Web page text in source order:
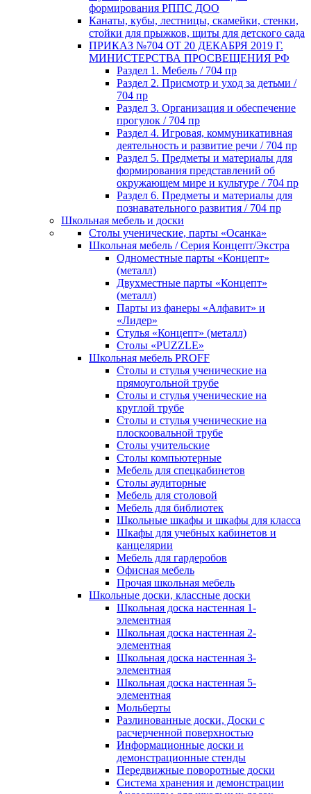
формирования РППС ДОО
Канаты, кубы, лестницы, скамейки, стенки,
стойки для прыжков, щиты для детского сада
ПРИКАЗ №704 ОТ 20 ДЕКАБРЯ 2019 Г.
МИНИСТЕРСТВА ПРОСВЕЩЕНИЯ РФ
Раздел 1. Мебель / 704 пр
Раздел 2. Присмотр и уход за детьми /
704 пр
Раздел 3. Организация и обеспечение
прогулок / 704 пр
Раздел 4. Игровая, коммуникативная
деятельность и развитие речи / 704 пр
Раздел 5. Предметы и материалы для
формирования представлений об
окружающем мире и культуре / 704 пр
Раздел 6. Предметы и материалы для
познавательного развития / 704 пр
Школьная мебель и доски
Столы ученические, парты «Осанка»
Школьная мебель / Серия Концепт/Экстра
Одноместные парты «Концепт»
(металл)
Двухместные парты «Концепт»
(металл)
Парты из фанеры «Алфавит» и
«Лидер»
Стулья «Концепт» (металл)
Столы «PUZZLE»
Школьная мебель PROFF
Столы и стулья ученические на
прямоугольной трубе
Столы и стулья ученические на
круглой трубе
Столы и стулья ученические на
плоскоовальной трубе
Столы учительские
Столы компьютерные
Мебель для спецкабинетов
Столы аудиторные
Мебель для столовой
Мебель для библиотек
Школьные шкафы и шкафы для класса
Шкафы для учебных кабинетов и
канцелярии
Мебель для гардеробов
Офисная мебель
Прочая школьная мебель
Школьные доски, классные доски
Школьная доска настенная 1-
элементная
Школьная доска настенная 2-
элементная
Школьная доска настенная 3-
элементная
Школьная доска настенная 5-
элементная
Мольберты
Разлинованные доски, Доски с
расчерченной поверхностью
Информационные доски и
демонстрационные стенды
Передвижные поворотные доски
Система хранения и демонстрации